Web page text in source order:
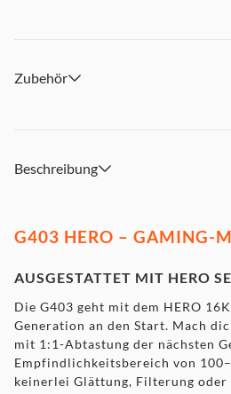
Zubehör
Beschreibung
G403 HERO – GAMING-
AUSGESTATTET MIT HERO
Die G403 geht mit dem HERO
Generation an den Start. Mach
mit 1:1-Abtastung der nächsten
Empfindlichkeitsbereich von
keinerlei Glättung, Filterung oder